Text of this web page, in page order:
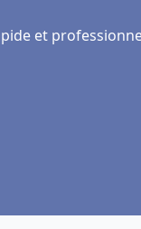
et